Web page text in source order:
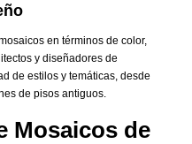
en términos de color,
y diseñadores de
de estilos y temáticas, desde
de pisos antiguos.
Mosaicos de